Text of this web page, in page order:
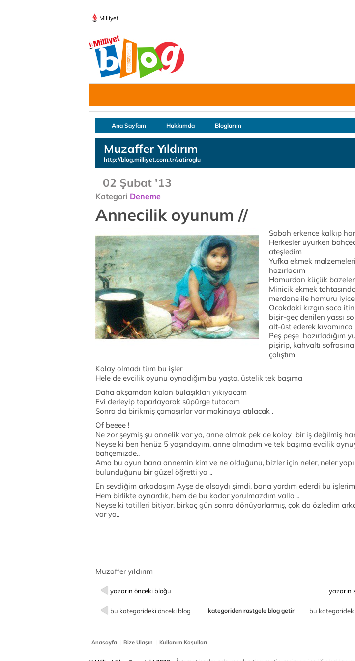
Milliyet
Ana Sayfam Hakkımda Bloglarım
Muzaffer Yıldırım
http://blog.milliyet.com.tr/satiroglu
02 Şubat '13
Kategori Deneme
Annecilik oyunum //
Sabah erkence kalkıp
Herkesler uyurken
ateşledim
Yufka ekmek
hazırladım
Hamurdan küçük
Minicik ekmek
merdane ile hamuru
Ocakdaki kızgın saca
bişir-geç denilen yassı
alt-üst ederek
Peş peşe hazırladığım
pişirip, kahvaltı
çalıştım
Kolay olmadı tüm bu işler
Hele de evcilik oyunu oynadığım bu yaşta, üstelik tek başıma
Daha akşamdan kalan bulaşıkları yıkıyacam
Evi derleyip toparlayarak süpürge tutacam
Sonra da birikmiş çamaşırlar var makinaya atılacak .
Of beeee !
Ne zor şeymiş şu annelik var ya, anne olmak pek de kolay bir iş değilmiş
Neyse ki ben henüz 5 yaşındayım, anne olmadım ve tek başıma evcilik
bahçemizde..
Ama bu oyun bana annemin kim ve ne olduğunu, bizler için neler, neler
bulunduğunu bir güzel öğretti ya ..
En sevdiğim arkadaşım Ayşe de olsaydı şimdi, bana yardım ederdi bu
Hem birlikte oynardık, hem de bu kadar yorulmazdım valla ..
Neyse ki tatilleri bitiyor, birkaç gün sonra dönüyorlarmış, çok da özledim
var ya..
Muzaffer yıldırım
yazarın önceki bloğu yazarın
bu kategorideki önceki blog bu
kategoriden rastgele blog getir
Anasayfa | Bize Ulaşın | Kullanım Koşulları